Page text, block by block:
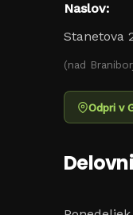
Naslov:
Stanetova
(nad
Odpri v